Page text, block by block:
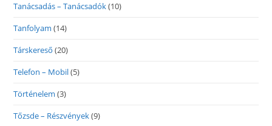
Tanácsadás – Tanácsadók(10)
Tanfolyam (14)
Társkereső (20)
Telefon – Mobil(5)
Történelem (3)
Tőzsde – Részvények(9)